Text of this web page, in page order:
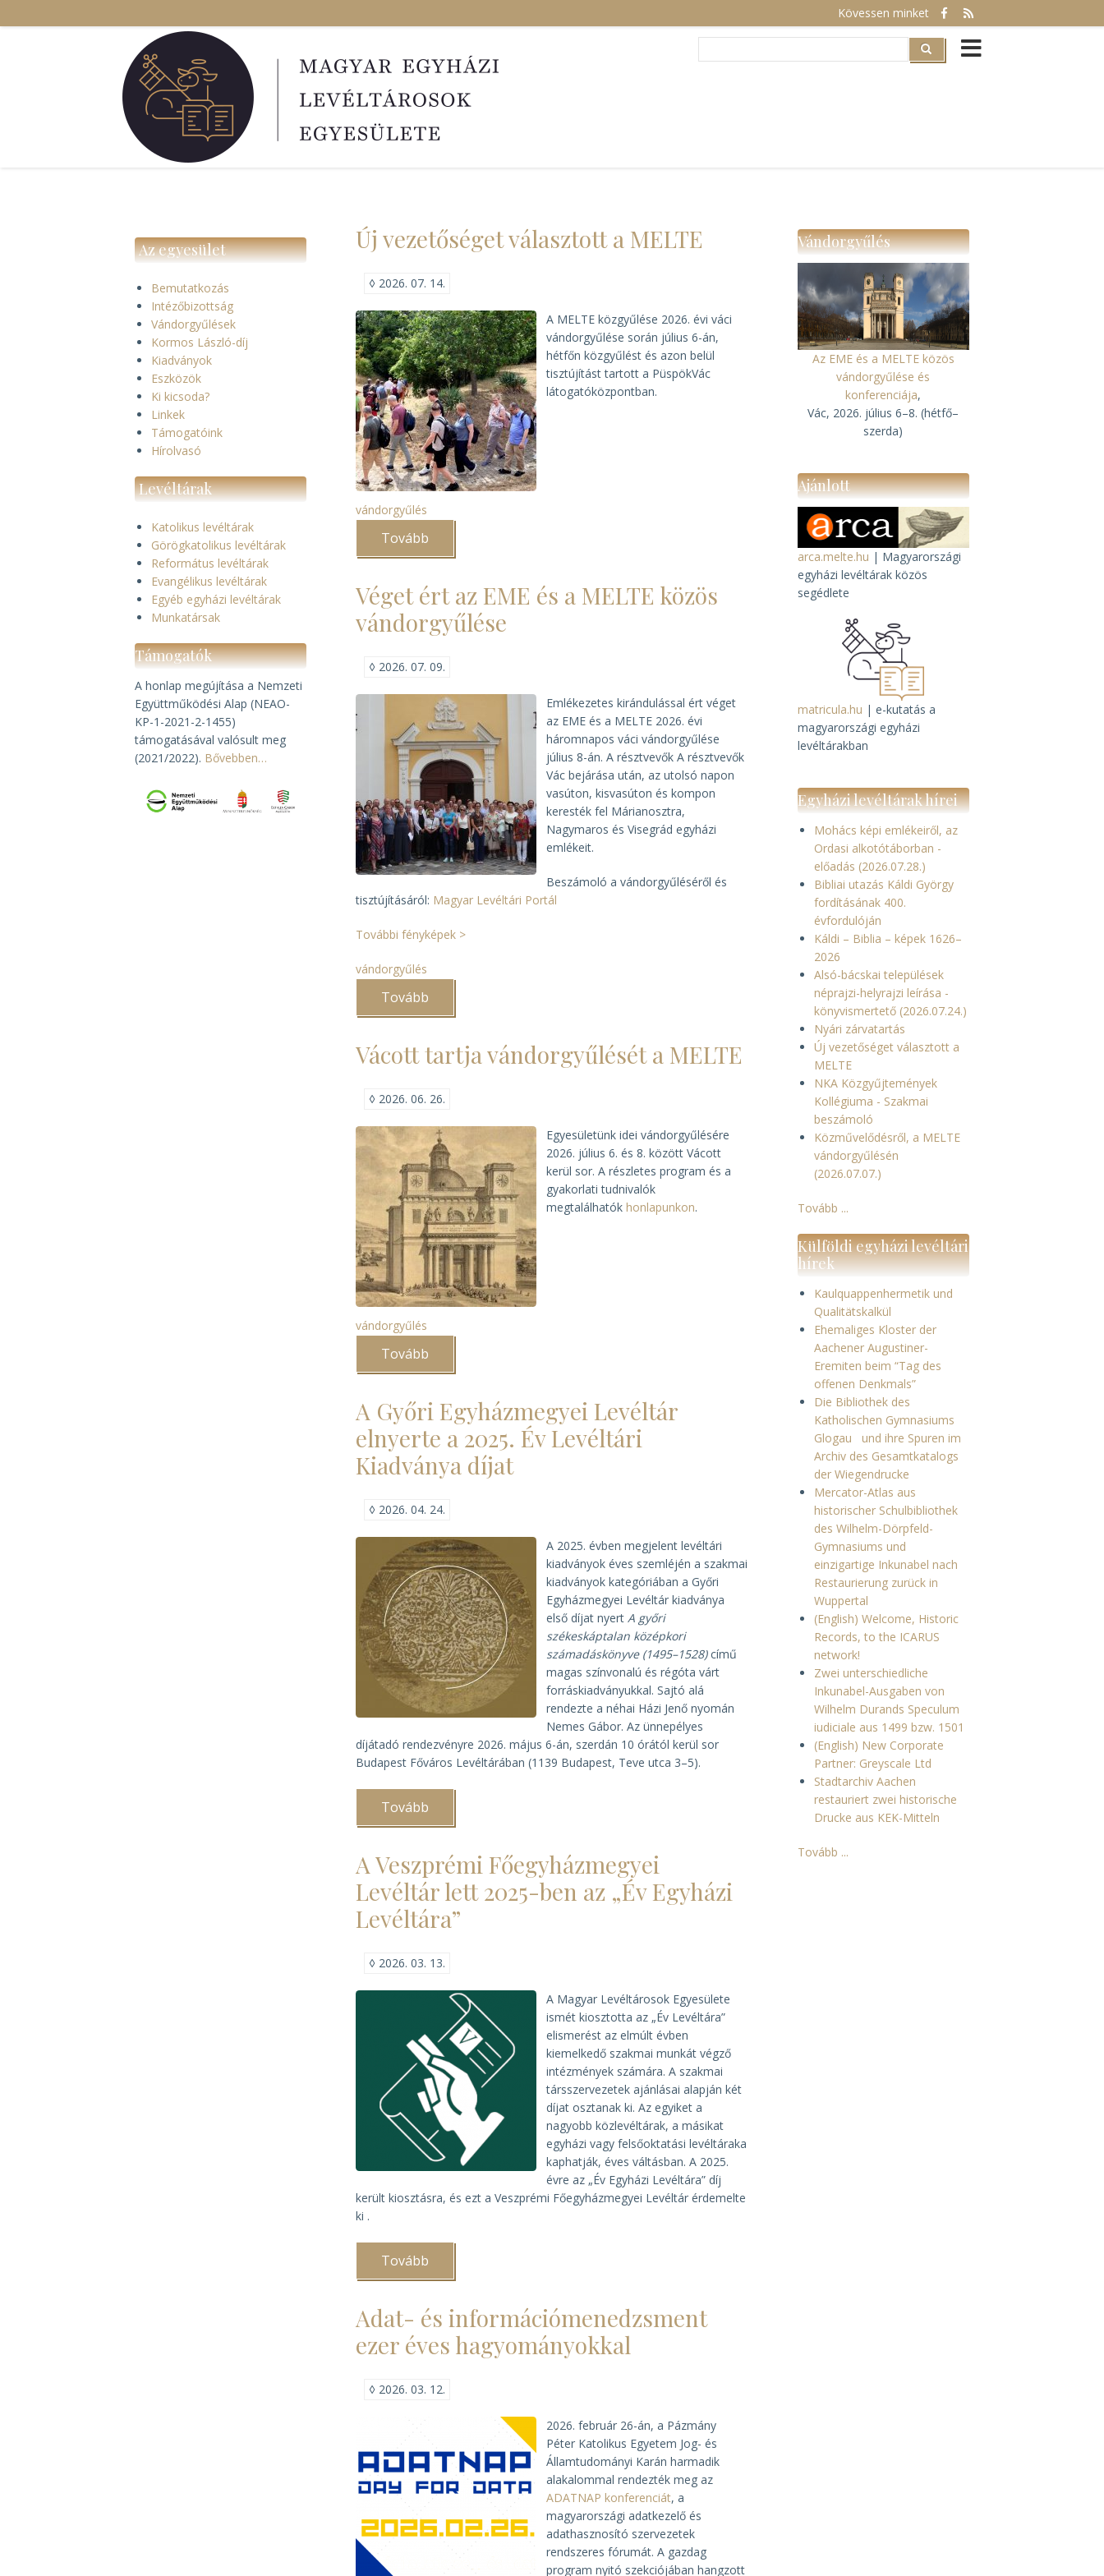
a
Kövessen minket
Search
Az egyesület
Bemutatkozás
Intézőbizottság
Vándorgyűlések
Kormos László-díj
Kiadványok
Eszközök
Ki kicsoda?
Linkek
Támogatóink
Hírolvasó
Levéltárak
Katolikus levéltárak
Görögkatolikus levéltárak
Református levéltárak
Evangélikus levéltárak
Egyéb egyházi levéltárak
Munkatársak
Támogatók
A honlap megújítása a Nemzeti
Együttműködési Alap (NEAO-
KP-1-2021-2-1455)
támogatásával valósult meg
(2021/2022). Bővebben…
Új vezetőséget választott a MELTE
◊ 2026. 07. 14.
A MELTE közgyűlése 2026. évi váci
vándorgyűlése során július 6-án,
hétfőn közgyűlést és azon belül
tisztújítást tartott a PüspökVác
látogatóközpontban.
vándorgyűlés
Tovább
választott
MELTE)
Véget ért az EME és a MELTE közös
vándorgyűlése
◊ 2026. 07. 09.
Emlékezetes kirándulással ért véget
az EME és a MELTE 2026. évi
háromnapos váci vándorgyűlése
július 8-án. A résztvevőkA résztvevők
Vác bejárása után,az utolsó napon
vasúton, kisvasúton és kompon
keresték fel Márianosztra,
Nagymaros és Visegrád egyházi
emlékeit.
Beszámoló a vándorgyűléséről és
tisztújításáról: Magyar Levéltári Portál
További fényképek >
vándorgyűlés
Tovább
az
és
a
vándorgyűlése)
Vácott tartja vándorgyűlését a MELTE
◊ 2026. 06. 26.
Egyesületünk idei vándorgyűlésére
2026. július 6. és 8. között Vácott
kerül sor. A részletes program és a
gyakorlati tudnivalók
megtalálhatókhonlapunkon.
vándorgyűlés
Tovább
vándorgyűlését
MELTE)
A Győri Egyházmegyei Levéltár
elnyerte a 2025. Év Levéltári
Kiadványa díjat
◊ 2026. 04. 24.
A 2025. évben megjelent levéltári
kiadványok éves szemléjén a szakmai
kiadványok kategóriában a Győri
Egyházmegyei Levéltár kiadványa
első díjat nyertA győri
székeskáptalan középkori
számadáskönyve (1495–1528)című
magas színvonalú és régóta várt
forráskiadványukkal. Sajtó alá
rendezte a néhai Házi Jenő nyomán
Nemes Gábor. Az ünnepélyes
díjátadó rendezvényre 2026. május 6-án, szerdán 10 órától kerül sor
Budapest Főváros Levéltárában (1139 Budapest, Teve utca 3–5).
Tovább
Egyházmegyei
elnyerte
a
2025.
Év
Levéltári
Kiadványa
A Veszprémi Főegyházmegyei
Levéltár lett 2025-ben az „Év Egyházi
Levéltára”
◊ 2026. 03. 13.
A Magyar Levéltárosok Egyesülete
ismét kiosztotta az „Év Levéltára”
elismerést az elmúlt évben
kiemelkedő szakmai munkát végző
intézmények számára. A szakmai
társszervezetek ajánlásai alapján két
díjat osztanak ki. Az egyiket a
nagyobb közlevéltárak, a másikat
egyházi vagy felsőoktatási levéltáraka
kaphatják, éves váltásban. A 2025.
évre az „Év Egyházi Levéltára” díj
került kiosztásra, és ezt a Veszprémi Főegyházmegyei Levéltár érdemelte
ki .
Tovább
Főegyházmegyei
lett
2025-
ben
az
Levéltára”)
Adat- és információmenedzsment
ezer éves hagyományokkal
◊ 2026. 03. 12.
2026. február 26-án, a Pázmány
Péter Katolikus Egyetem Jog- és
Államtudományi Karán harmadik
alakalommal rendezték meg az
ADATNAP konferenciát, a
magyarországi adatkezelő és
adathasznosító szervezetek
rendszeres fórumát. A gazdag
program nyitó szekciójában hangzott
Vándorgyűlés
Az EME és a MELTE közös
vándorgyűlése és
konferenciája,
Vác, 2026. július 6–8. (hétfő–
szerda)
Ajánlott
arca.melte.hu | Magyarországi
egyházi levéltárak közös
segédlete
matricula.hu | e-kutatás a
magyarországi egyházi
levéltárakban
Egyházi levéltárak hírei
Mohács képi emlékeiről, az
Ordasi alkotótáborban -
előadás (2026.07.28.)
Bibliai utazás Káldi György
fordításának 400.
évfordulóján
Káldi – Biblia – képek 1626–
2026
Alsó-bácskai települések
néprajzi-helyrajzi leírása -
könyvismertető (2026.07.24.)
Nyári zárvatartás
Új vezetőséget választott a
MELTE
NKA Közgyűjtemények
Kollégiuma - Szakmai
beszámoló
Közművelődésről, a MELTE
vándorgyűlésén
(2026.07.07.)
Tovább ...
Külföldi egyházi levéltári
hírek
Kaulquappenhermetik und
Qualitätskalkül
Ehemaliges Kloster der
Aachener Augustiner-
Eremiten beim “Tag des
offenen Denkmals”
Die Bibliothek des
Katholischen Gymnasiums
Glogau und ihre Spuren im
Archiv des Gesamtkatalogs
der Wiegendrucke
Mercator-Atlas aus
historischer Schulbibliothek
des Wilhelm-Dörpfeld-
Gymnasiums und
einzigartige Inkunabel nach
Restaurierung zurück in
Wuppertal
(English) Welcome, Historic
Records, to the ICARUS
network!
Zwei unterschiedliche
Inkunabel-Ausgaben von
Wilhelm Durands Speculum
iudiciale aus 1499 bzw. 1501
(English) New Corporate
Partner: Greyscale Ltd
Stadtarchiv Aachen
restauriert zwei historische
Drucke aus KEK-Mitteln
Tovább ...